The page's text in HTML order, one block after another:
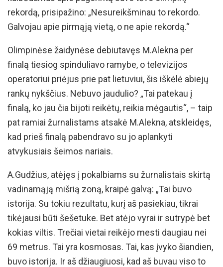
rekordą, prisipažino: „Nesureikšminau to rekordo.
Galvojau apie pirmąją vietą, o ne apie rekordą.“
Olimpinėse žaidynėse debiutavęs M.Alekna per
finalą tiesiog spinduliavo ramybe, o televizijos
operatoriui priėjus prie pat lietuviui, šis iškėlė abiejų
rankų nykščius. Nebuvo jaudulio? „Tai patekau į
finalą, ko jau čia bijoti reikėtų, reikia mėgautis“, – taip
pat ramiai žurnalistams atsakė M.Alekna, atskleidęs,
kad prieš finalą pabendravo su jo aplankyti
atvykusiais šeimos nariais.
A.Gudžius, atėjęs į pokalbiams su žurnalistais skirtą
vadinamąją mišrią zoną, kraipė galvą: „Tai buvo
istorija. Su tokiu rezultatu, kurį aš pasiekiau, tikrai
tikėjausi būti šešetuke. Bet atėjo vyrai ir sutrypė bet
kokias viltis. Trečiai vietai reikėjo mesti daugiau nei
69 metrus. Tai yra kosmosas. Tai, kas įvyko šiandien,
buvo istorija. Ir aš džiaugiuosi, kad aš buvau viso to